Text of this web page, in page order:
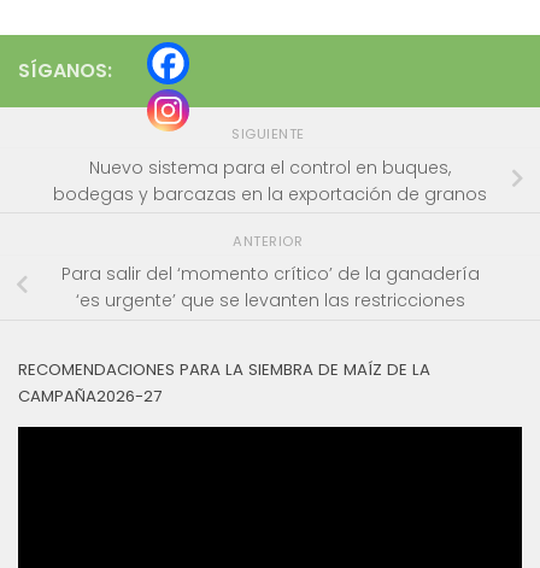
SÍGANOS:
SIGUIENTE
Nuevo sistema para el control en buques,
bodegas y barcazas en la exportación de granos
ANTERIOR
Para salir del ‘momento crítico’ de la ganadería
‘es urgente’ que se levanten las restricciones
RECOMENDACIONES PARA LA SIEMBRA DE MAÍZ DE LA
CAMPAÑA2026-27